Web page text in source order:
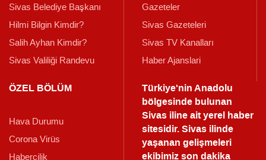
Sivas Belediye Başkanı
Hilmi Bilgin Kimdir?
Salih Ayhan Kimdir?
Sivas Valiliği Randevu
Gazeteler
Sivas Gazeteleri
Sivas TV Kanalları
Haber Ajanslari
ÖZEL BÖLÜM
Hava Durumu
Corona Virüs
Habercilik
Türkiye'nin Anadolu
bölgesinde bulunan
Sivas iline ait yerel haber
sitesidir. Sivas ilinde
yaşanan gelişmeleri
ekibimiz son dakika